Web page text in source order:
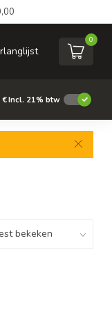
0
€Incl. 21% btw